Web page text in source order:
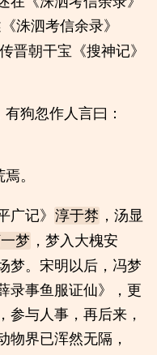
洙泗考信余录》
晋朝干宝《搜神记》
狗忽作人言曰：
。
记》 淳于棼 ，汤显
梦 ，梦入大槐安
梦。宋明以后，冯梦
录事鱼服证仙》，更
参与人事，再后来，
物界已浑然无隔，